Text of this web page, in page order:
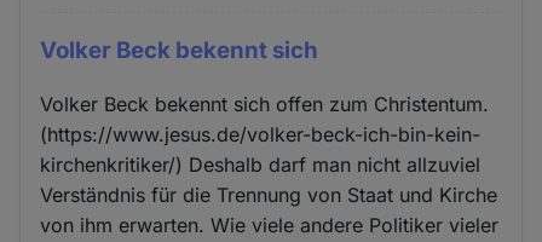
Volker Beck bekennt sich
Volker Beck bekennt sich offen zum Christentum.
(https://www.jesus.de/volker-beck-ich-bin-kein-
kirchenkritiker/) Deshalb darf man nicht allzuviel
Verständnis für die Trennung von Staat und Kirche
von ihm erwarten. Wie viele andere Politiker vieler